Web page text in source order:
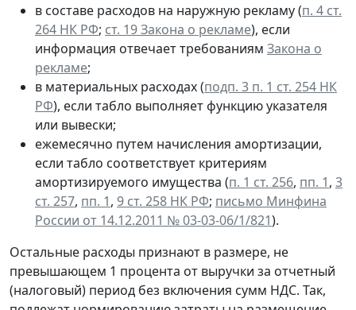
в составе расходов на наружную рекламу (п. 4 ст.
264 НК РФ; ст. 19 Закона о рекламе), если
информация отвечает требованиям Закона о
рекламе;
в материальных расходах (подп. 3 п. 1 ст. 254 НК
РФ), если табло выполняет функцию указателя
или вывески;
ежемесячно путем начисления амортизации,
если табло соответствует критериям
амортизируемого имущества (п. 1 ст. 256, пп. 1, 3
ст. 257, пп. 1, 9 ст. 258 НК РФ; письмо Минфина
России от 14.12.2011 № 03-03-06/1/821).
Остальные расходы признают в размере, не
превышающем 1 процента от выручки за отчетный
(налоговый) период без включения сумм НДС. Так,